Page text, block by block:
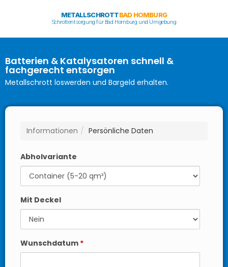
METALLSCHROTTBAD HOMBURG
Schrottentsorgung für Bad Homburg und Umgebung
Batterien & Katalysatoren schnell &
fachgerecht entsorgen
Metallschrott loswerden und Bargeld erhalten.
Informationen Persönliche Daten
Abholvariante
Mit Deckel
Wunschdatum *